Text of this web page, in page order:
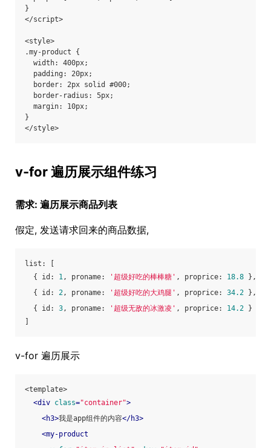
}
</script>
<style>
.my-product {
  width: 400px;
  padding: 20px;
  border: 2px solid #000;
  border-radius: 5px;
  margin: 10px;
}
v-for 遍历展示组件练习
需求: 遍历展示商品列表
假定, 发送请求回来的商品数据,
list: [
{ id : 1, proname: '超级好吃的棒棒糖' , proprice: 18.8 },
{ id : 2, proname: '超级好吃的大鸡腿' , proprice: 34.2 },
{ id : 3, proname: '超级无敌的冰激凌' , proprice: 14.2 }
v-for 遍历展示
<template>
<div class="container">
<h3>我是app组件的内容</h3>
<my-product